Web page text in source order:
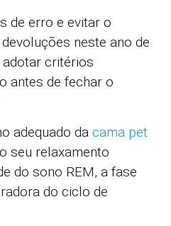
de erro e evitar o
neste ano de
critérios
antes de fechar o
adequado da cama pet
seu relaxamento
do sono REM, a fase
do ciclo de